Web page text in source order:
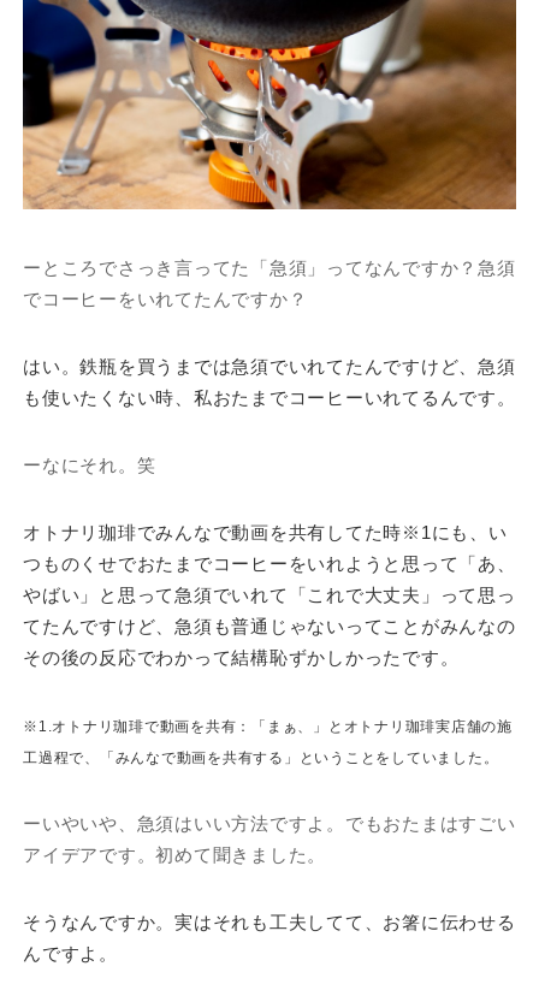
ーところでさっき言ってた「急須」ってなんですか？急須
でコーヒーをいれてたんですか？
はい。鉄瓶を買うまでは急須でいれてたんですけど、急須
も使いたくない時、私おたまでコーヒーいれてるんです。
ーなにそれ。笑
オトナリ珈琲でみんなで動画を共有してた時※1にも、い
つものくせでおたまでコーヒーをいれようと思って「あ、
やばい」と思って急須でいれて「これで大丈夫」って思っ
てたんですけど、急須も普通じゃないってことがみんなの
その後の反応でわかって結構恥ずかしかったです。
※1.オトナリ珈琲で動画を共有：「まぁ、」とオトナリ珈琲実店舗の施
工過程で、「みんなで動画を共有する」と いうことをしていました。
ーいやいや、急須はいい方法ですよ。でもおたまはすごい
アイデアです。初めて聞きました。
そうなんですか。実はそれも工夫してて、お箸に伝わせる
んですよ。